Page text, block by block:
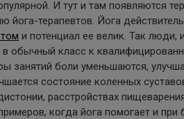
И тут и там появляются
йога-терапевтов. Йога
и потенциал ее велик. Так
в обычный класс к
занятий боли уменьшаются,
состояние коленных
расстройствах
когда йога помогает и